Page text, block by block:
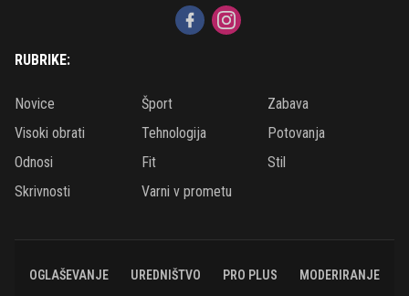
RUBRIKE:
Novice Šport
Zabava
Visoki obrati
Tehnologija
Potovanja
Odnosi
Fit
Stil
Skrivnosti
Varni v prometu
OGLAŠEVANJE UREDNIŠTVO PRO PLUS MODERIRANJE